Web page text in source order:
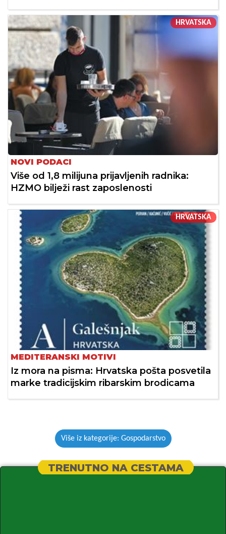
HRVATSKA
NOVI PODACI
Više od 1,8 milijuna prijavljenih radnika:
HZMO bilježi rast zaposlenosti
HRVATSKA
MEDITERANSKI MOTIVI
Iz mora na pisma: Hrvatska pošta posvetila
marke tradicijskim ribarskim brodicama
Više iz kategorije: Gospodarstvo
TRENUTNO NA CESTAMA